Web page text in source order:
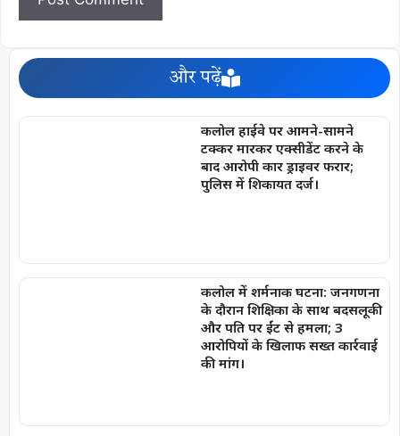
और पढ़ें
कलोल हाईवे पर आमने-सामने
टक्कर मारकर एक्सीडेंट करने के
बाद आरोपी कार ड्राइवर फरार;
पुलिस में शिकायत दर्ज।
कलोल में शर्मनाक घटना: जनगणना
के दौरान शिक्षिका के साथ बदसलूकी
और पति पर ईंट से हमला; 3
आरोपियों के खिलाफ सख्त कार्रवाई
की मांग।